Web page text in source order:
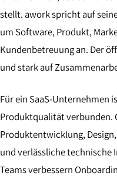
stellt. awork spricht auf
um Software, Produkt,
Kundenbetreuung an. Der
und stark auf
Für ein SaaS-Unternehmen
Produktqualität verbunden.
Produktentwicklung,
und verlässliche
Teams verbessern